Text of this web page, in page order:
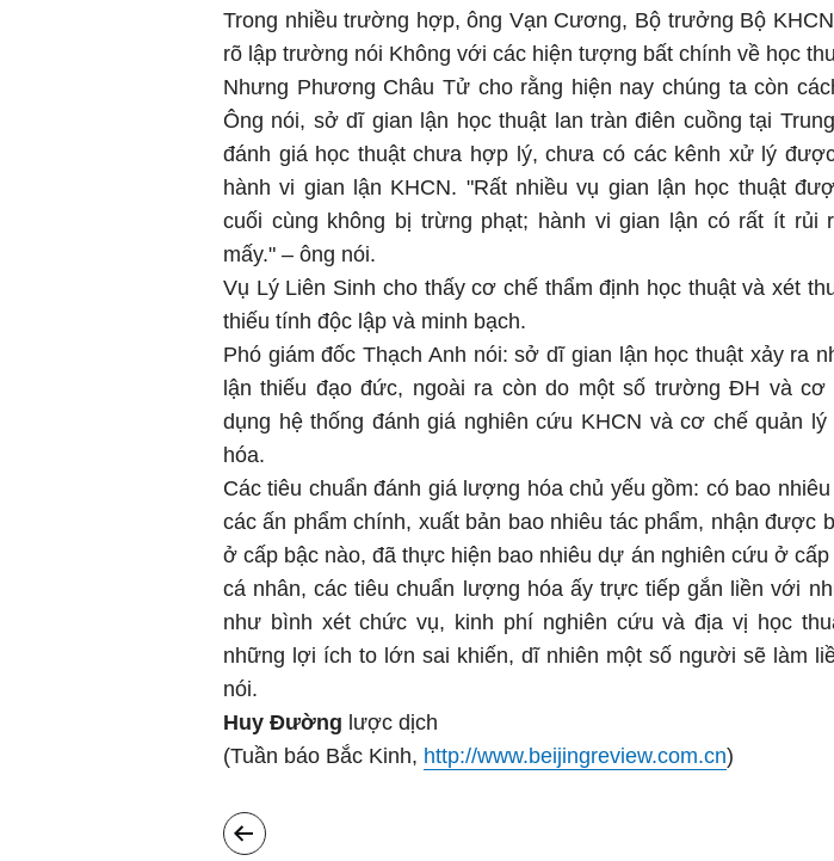
Trong nhiều trường hợp, ông Vạn Cương, Bộ trưởng Bộ
rõ lập trường nói Không với các hiện tượng bất chính về học
Nhưng Phương Châu Tử cho rằng hiện nay chúng ta còn
Ông nói, sở dĩ gian lận học thuật lan tràn điên cuồng tại
đánh giá học thuật chưa hợp lý, chưa có các kênh xử lý
hành vi gian lận KHCN. "Rất nhiều vụ gian lận học thuật
cuối cùng không bị trừng phạt; hành vi gian lận có rất ít rủi
mấy." – ông nói.
Vụ Lý Liên Sinh cho thấy cơ chế thẩm định học thuật và xét
thiếu tính độc lập và minh bạch.
Phó giám đốc Thạch Anh nói: sở dĩ gian lận học thuật xảy ra
lận thiếu đạo đức, ngoài ra còn do một số trường ĐH và cơ
dụng hệ thống đánh giá nghiên cứu KHCN và cơ chế quản
hóa.
Các tiêu chuẩn đánh giá lượng hóa chủ yếu gồm: có bao
các ấn phẩm chính, xuất bản bao nhiêu tác phẩm, nhận được
ở cấp bậc nào, đã thực hiện bao nhiêu dự án nghiên cứu ở
cá nhân, các tiêu chuẩn lượng hóa ấy trực tiếp gắn liền với
như bình xét chức vụ, kinh phí nghiên cứu và địa vị học
những lợi ích to lớn sai khiến, dĩ nhiên một số người sẽ làm
nói.
Huy Đường lược dịch
(Tuần báo Bắc Kinh, http://www.beijingreview.com.cn)